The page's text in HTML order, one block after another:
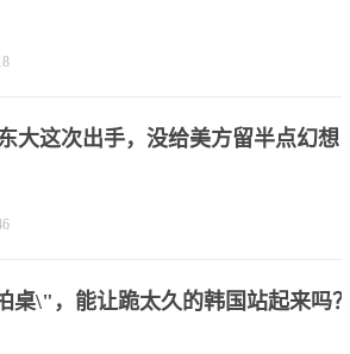
大这次出手，没给美方留半点幻想
桌\"，能让跪太久的韩国站起来吗？